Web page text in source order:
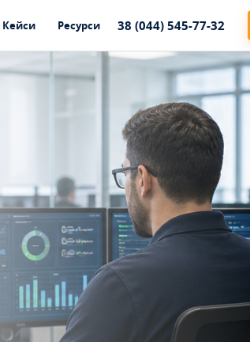
Кейси Ресурси 38 (044) 545-77-32